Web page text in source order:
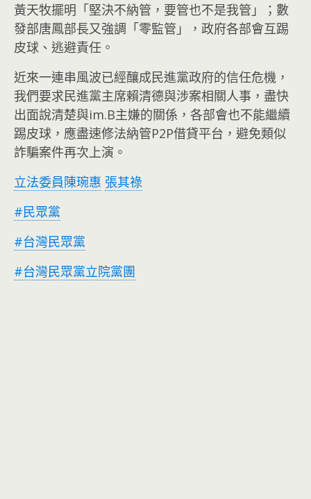
黃天牧擺明「堅決不納管，要管也不是我管」；數
發部唐鳳部長又強調「零監管」，政府各部會互踢
皮球、逃避責任。
近來一連串風波已經釀成民進黨政府的信任危機，
我們要求民進黨主席賴清德與涉案相關人事，盡快
出面說清楚與im.B主嫌的關係，各部會也不能繼續
踢皮球，應盡速修法納管P2P借貸平台，避免類似
詐騙案件再次上演。
立法委員陳琬惠 張其祿
#民眾黨
#台灣民眾黨
#台灣民眾黨立院黨團